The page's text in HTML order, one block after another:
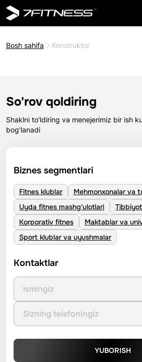
Bosh sahifa Konstruktor
So'rov qoldiring
Shaklni to'ldiring va menejerimiz bir ish
bog'lanadi
Biznes segmentlari
Fitnes klublar
Mehmonxonalar va
Uyda fitnes mashg'ulotlari
Korporativ fitnes
Maktablar va
Sport klublar va uyushmalar
Kontaktlar
YUBORISH